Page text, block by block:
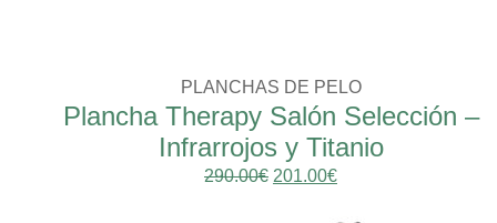
PLANCHAS DE PELO
Plancha Therapy Salón Selección –
Infrarrojos y Titanio
290.00€ 201.00€